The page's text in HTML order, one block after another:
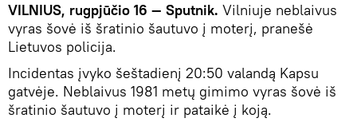
VILNIUS, rugpjūčio 16 — Sputnik. Vilniuje neblaivus
vyras šovė iš šratinio šautuvo į moterį, pranešė
Lietuvos policija.
Incidentas įvyko šeštadienį 20:50 valandą Kapsu
gatvėje. Neblaivus 1981 metų gimimo vyras šovė iš
šratinio šautuvo į moterį ir pataikė į koją.